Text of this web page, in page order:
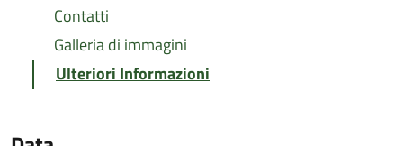
Contatti
Galleria di immagini
Ulteriori Informazioni